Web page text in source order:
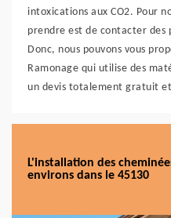
intoxications aux CO2. Pour
prendre est de contacter des
Donc, nous pouvons vous
Ramonage qui utilise des
un devis totalement gratuit
L'installation des
environs dans le 45130